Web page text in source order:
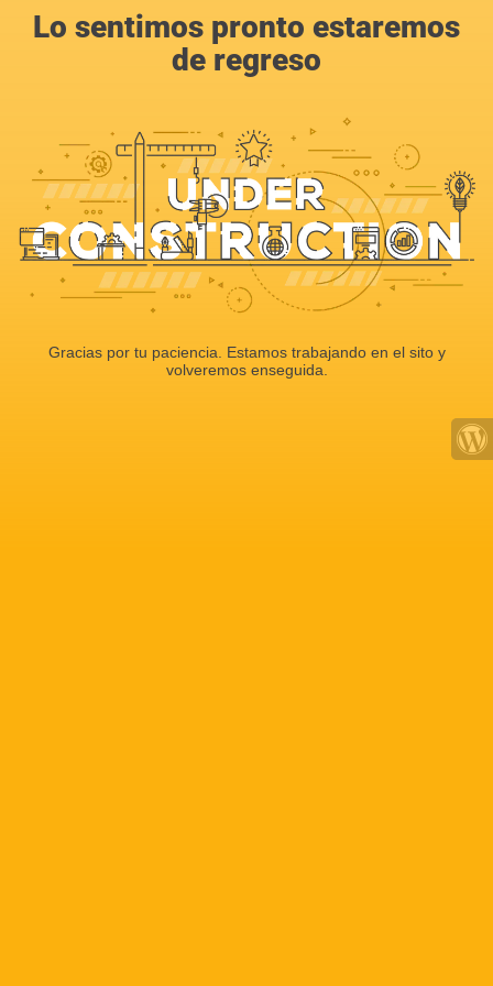
Lo sentimos pronto estaremos
de regreso
Gracias por tu paciencia. Estamos trabajando en el sito y
volveremos enseguida.